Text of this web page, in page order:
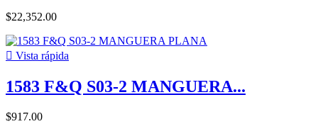
$22,352.00
 Vista rápida
1583 F&Q S03-2 MANGUERA...
$917.00